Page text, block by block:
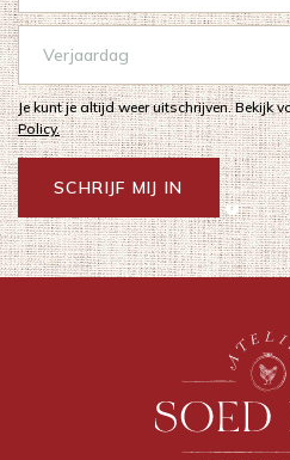
Je kunt je altijd weer uitschrijven. Bekijk
Policy.
SCHRIJF MIJ IN